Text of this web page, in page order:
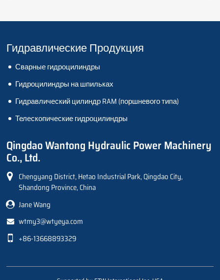
Гидравлические Продукция
Сварные гидроцилиндры
Гидроцилиндры на шпильках
Гидравлический цилиндр RAM (поршневого типа)
Телескопические гидроцилиндры
Qingdao Wantong Hydraulic Power Machinery
Co., Ltd.
Chengyang District, Hetao Industrial Park, Qingdao City,
Shandong Province, China
Jane Wang
wtmy3@wtyeya.com
+86-13668893329